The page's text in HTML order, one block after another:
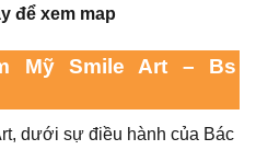
để xem map
Mỹ Smile Art – Bs
dưới sự điều hành của Bác